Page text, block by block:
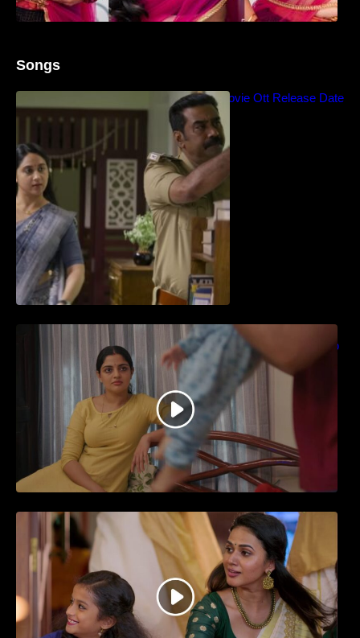
Songs
Blockbuster Thalavan Movie Ott Release Date
– Video Song Release
തിയേറ്ററിൽ വൻ വിജയമായി മുന്നേറിയ
ഗുരുവായൂർ അംബലനടയിൽ… വീഡിയോ
സോങ്ങ്..
ജനപ്രിയ നടൻ ദിലീപ് നയകമായി
എത്തുന്ന പവി കെയർ ടേക്കർ.. വീഡിയോ
സോംഗ്…